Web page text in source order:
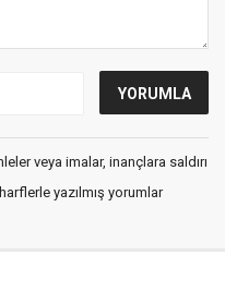
veya imalar, inançlara saldırı
yazılmış yorumlar